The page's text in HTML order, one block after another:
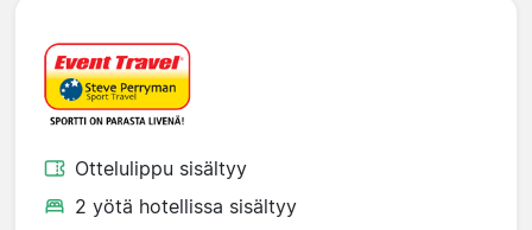
Ottelulippu sisältyy
2 yötä hotellissa sisältyy